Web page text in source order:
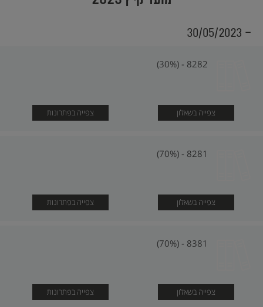
- 30/05/2023
8282 - (30%)
צפייה בשאלון צפייה בפתרונות
8281 - (70%)
צפייה בשאלון צפייה בפתרונות
8381 - (70%)
צפייה בשאלון צפייה בפתרונות